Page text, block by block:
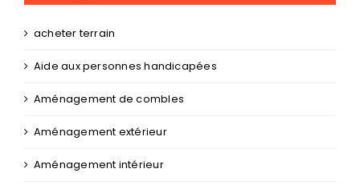
acheter terrain
Aide aux personnes handicapées
Aménagement de combles
Aménagement extérieur
Aménagement intérieur